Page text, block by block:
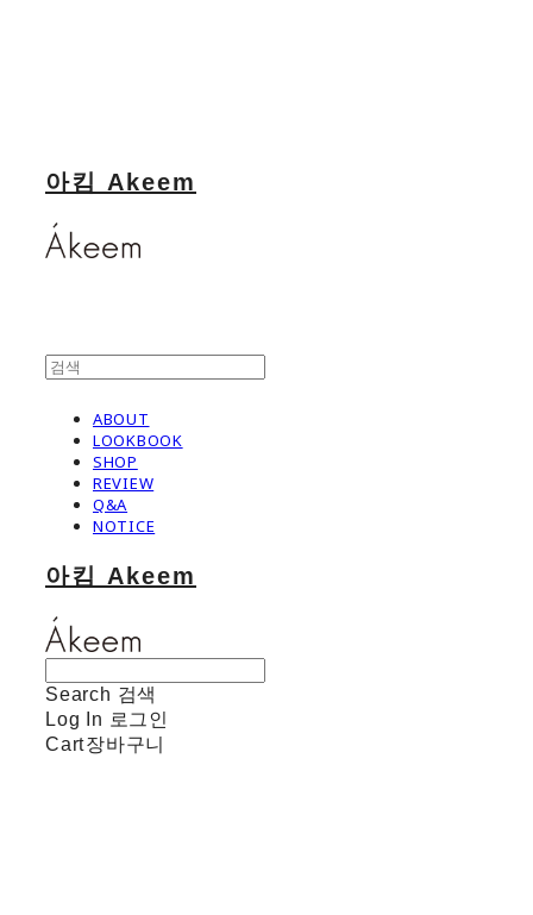
아킴 Akeem
ABOUT
LOOKBOOK
SHOP
REVIEW
Q&A
NOTICE
아킴 Akeem
Search 검색
Log In 로그인
Cart장바구니